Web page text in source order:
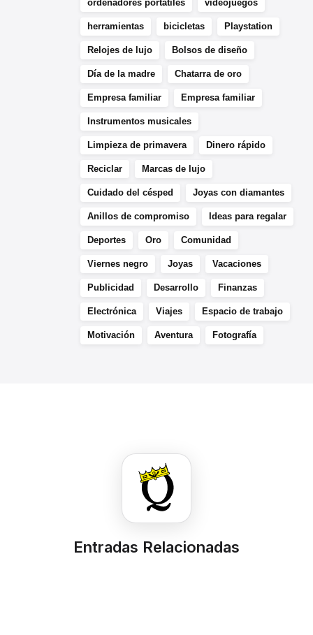
ordenadores portátiles videojuegos
herramientas bicicletas Playstation
Relojes de lujo Bolsos de diseño
Día de la madre Chatarra de oro
Empresa familiar Empresa familiar
Instrumentos musicales
Limpieza de primavera Dinero rápido
Reciclar Marcas de lujo
Cuidado del césped Joyas con diamantes
Anillos de compromiso Ideas para regalar
Deportes Oro Comunidad
Viernes negro Joyas Vacaciones
Publicidad Desarrollo Finanzas
Electrónica Viajes Espacio de trabajo
Motivación Aventura Fotografía
Entradas Relacionadas